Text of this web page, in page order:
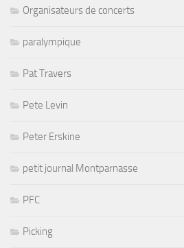
Organisateurs de concerts
paralympique
Pat Travers
Pete Levin
Peter Erskine
petit journal Montparnasse
PFC
Picking